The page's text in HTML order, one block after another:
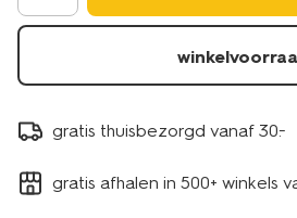
gratis thuisbezorgd vanaf 30.-
gratis afhalen in 500+ winkels